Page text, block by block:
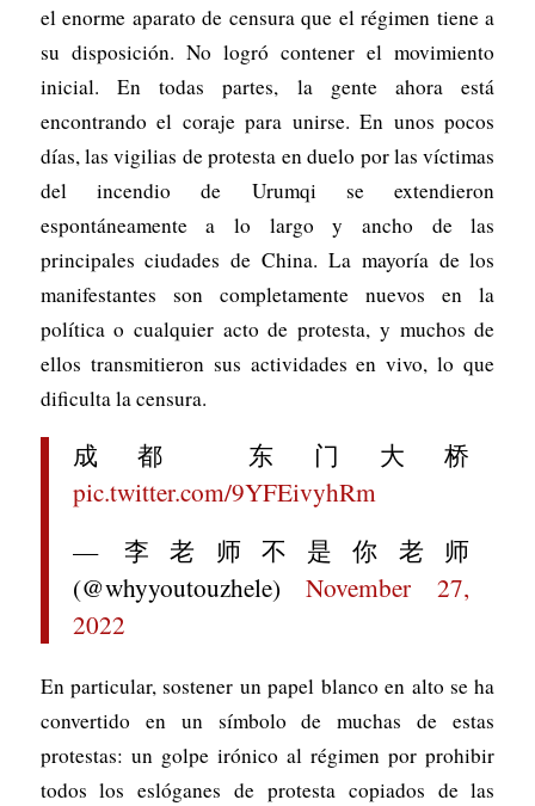
el enorme aparato de censura que el régimen tiene a
su disposición. No logró contener el movimiento
inicial. En todas partes, la gente ahora está
encontrando el coraje para unirse. En unos pocos
días, las vigilias de protesta en duelo por las víctimas
del incendio de Urumqi se extendieron
espontáneamente a lo largo y ancho de las
principales ciudades de China. La mayoría de los
manifestantes son completamente nuevos en la
política o cualquier acto de protesta, y muchos de
ellos transmitieron sus actividades en vivo, lo que
dificulta la censura.
成都 东门大桥
pic.twitter.com/9YFEivyhRm
— 李老师不是你老师
(@whyyoutouzhele)November 27,
2022
En particular, sostener un papel blanco en alto se ha
convertido en un símbolo de muchas de estas
protestas: un golpe irónico al régimen por prohibir
todos los eslóganes de protesta copiados de las